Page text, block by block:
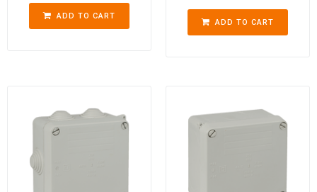
ADD TO CART
ADD TO CART